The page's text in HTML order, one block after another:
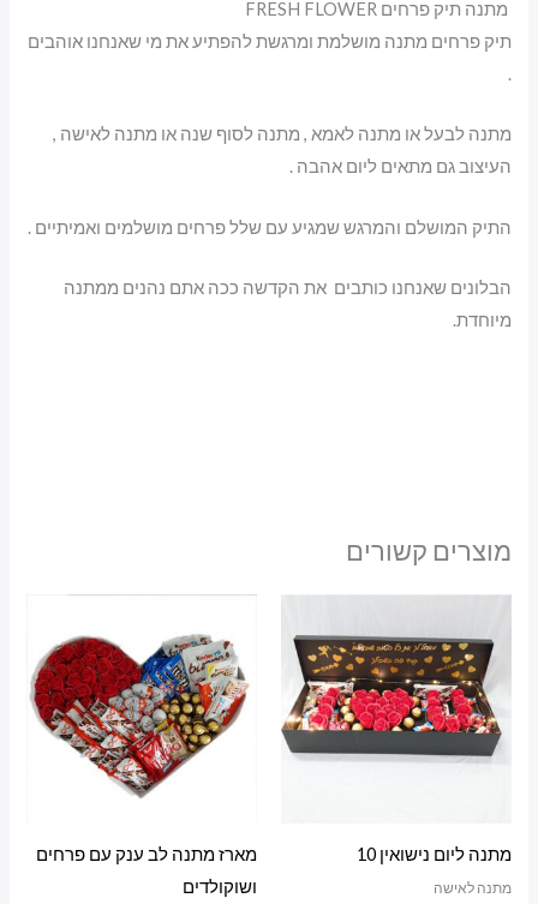
מתנה תיק פרחים FRESH FLOWER
תיק פרחים מתנה מושלמת ומרגשת להפתיע את מי שאנחנו אוהבים
.
מתנה לבעל או מתנה לאמא , מתנה לסוף שנה או מתנה לאישה ,
העיצוב גם מתאים ליום אהבה .
התיק המושלם והמרגש שמגיע עם שלל פרחים מושלמים ואמיתיים .
הבלונים שאנחנו כותבים את הקדשה ככה אתם נהנים ממתנה
מיוחדת.
מוצרים קשורים
מתנה ליום נישואין 10
מתנה לאישה
מארז מתנה לב ענק עם פרחים
ושוקולדים